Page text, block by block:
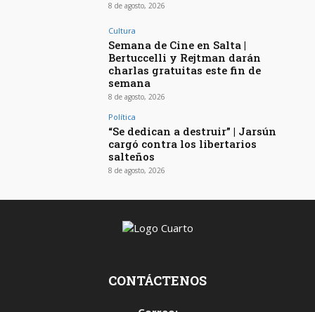
8 de agosto, 2026
Cultura
Semana de Cine en Salta |
Bertuccelli y Rejtman darán
charlas gratuitas este fin de
semana
8 de agosto, 2026
Política
“Se dedican a destruir” | Jarsún
cargó contra los libertarios
salteños
8 de agosto, 2026
CONTÁCTENOS